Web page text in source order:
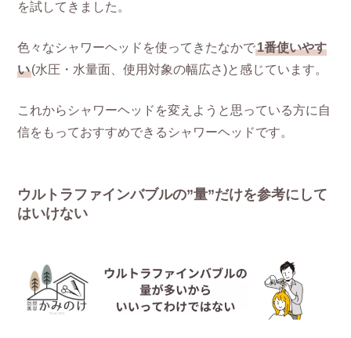
を試してきました。
色々なシャワーヘッドを使ってきたなかで1番使いやす
い(水圧・水量面、使用対象の幅広さ)と感じています。
これからシャワーヘッドを変えようと思っている方に自
信をもっておすすめできるシャワーヘッドです。
ウルトラファインバブルの”量”だけを参考にして
はいけない